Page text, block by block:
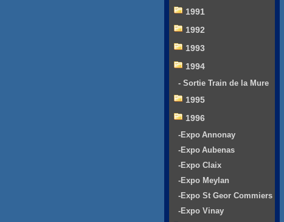
1991
1992
1993
1994
- Sortie Train de la Mure
1995
1996
-Expo Annonay
-Expo Aubenas
-Expo Claix
-Expo Meylan
-Expo St Geor Commiers
-Expo Vinay